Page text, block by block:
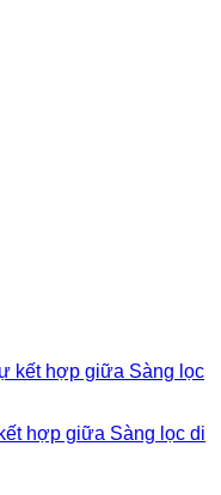
hợp giữa Sàng lọc di